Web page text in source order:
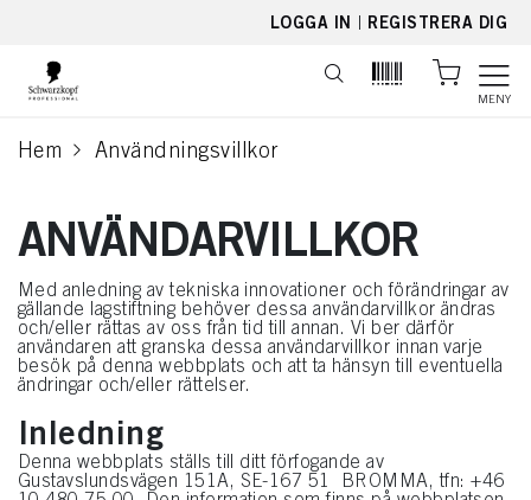
LOGGA IN | REGISTRERA DIG
MENY
Hem Användningsvillkor
current page
ANVÄNDARVILLKOR
Med anledning av tekniska innovationer och förändringar av
gällande lagstiftning behöver dessa användarvillkor ändras
och/eller rättas av oss från tid till annan. Vi ber därför
användaren att granska dessa användarvillkor innan varje
besök på denna webbplats och att ta hänsyn till eventuella
ändringar och/eller rättelser.
Inledning
Denna webbplats ställs till ditt förfogande av
Gustavslundsvägen 151A, SE-167 51 BROMMA, tfn: +46